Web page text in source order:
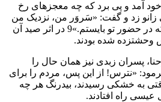
آمد و پی برد كه چه معجزهای رخ
زد و گفت: «سَروَر من، نزديک من
نيا، چون من ناپاكتر از آنم كه در حضور تو بايستم.»9 در اثر صيد آن
وحشتزده شده بودند.
پسران زبدی نيز همان حال را
«نترس! از اين پس، مردم را برای
صيد خواهی كرد!»11 وقتی به خشكی رسيدند، بیدرنگ هر چه
عيسی راه افتادند.